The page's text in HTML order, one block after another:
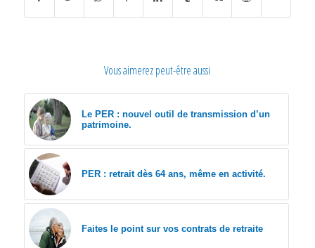
Vous aimerez peut-être aussi
Le PER : nouvel outil de transmission d’un
patrimoine.
PER : retrait dès 64 ans, même en activité.
Faites le point sur vos contrats de retraite